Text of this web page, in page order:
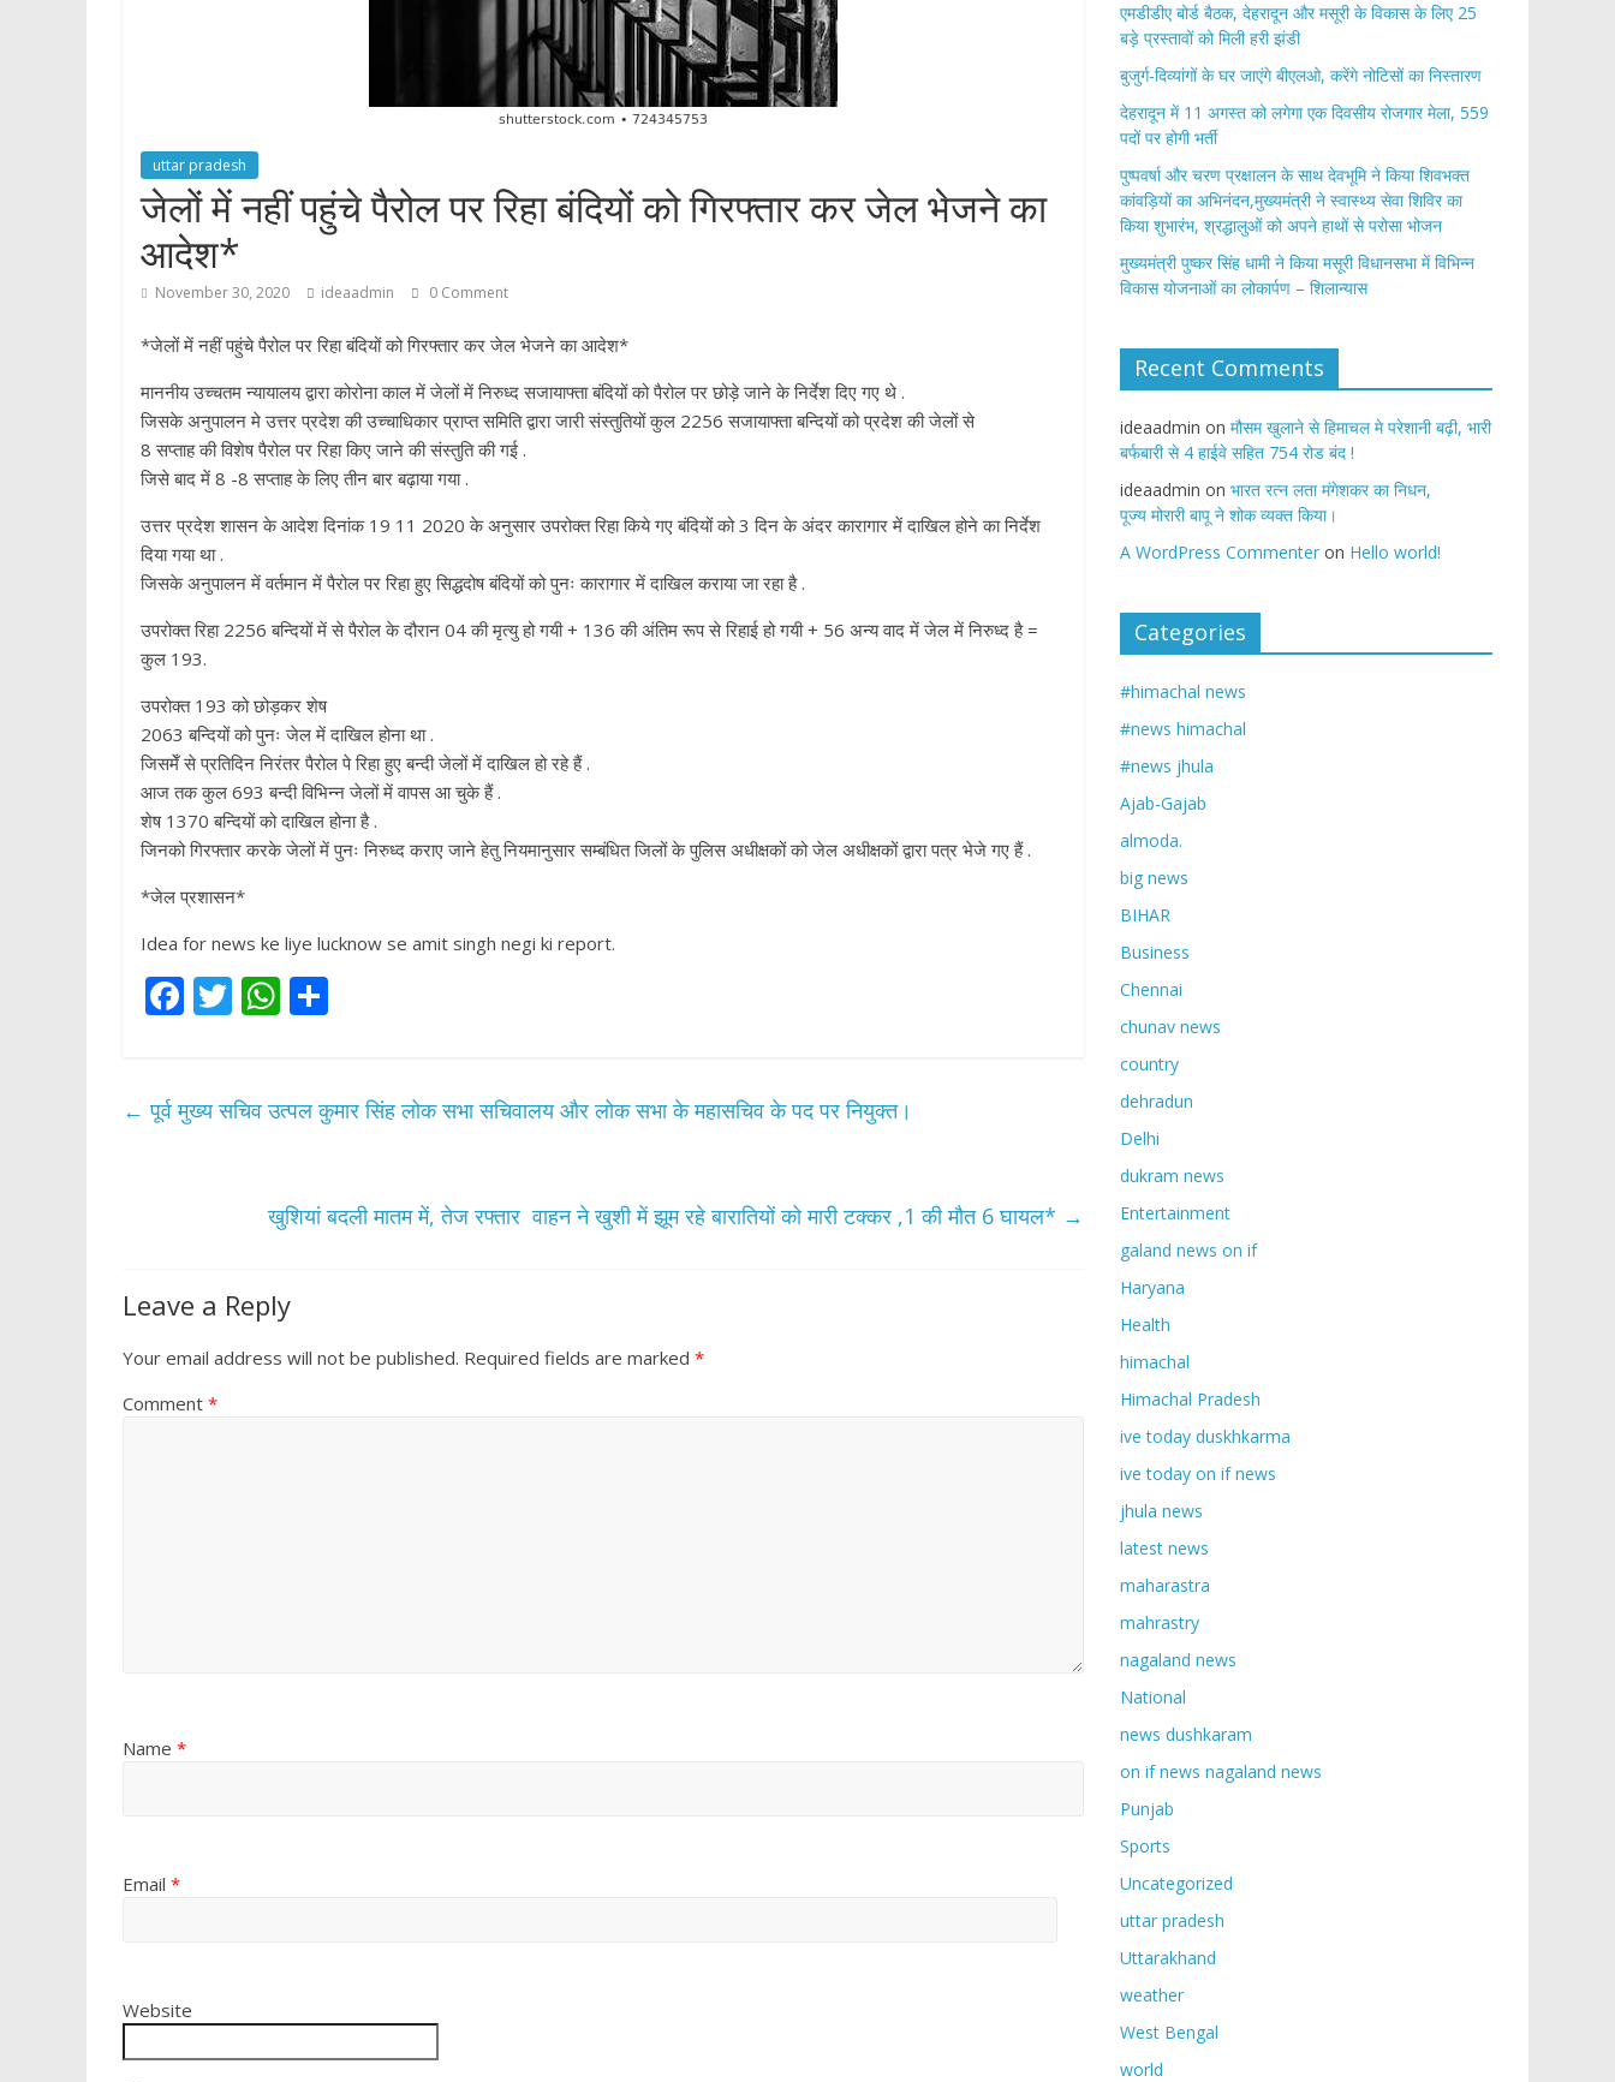
uttar pradesh
जेलों में नहीं पहुंचे पैरोल पर रिहा बंदियों को गिरफ्तार कर जेल भेजने का
आदेश*
November 30, 2020 ideaadmin 0 Comment
*जेलों में नहीं पहुंचे पैरोल पर रिहा बंदियों को गिरफ्तार कर जेल भेजने का आदेश*
माननीय उच्चतम न्यायालय द्वारा कोरोना काल में जेलों में निरुध्द सजायाफ्ता बंदियों को पैरोल पर छोड़े जाने के निर्देश दिए गए थे .
जिसके अनुपालन मे उत्तर प्रदेश की उच्चाधिकार प्राप्त समिति द्वारा जारी संस्तुतियों कुल 2256 सजायाफ्ता बन्दियों को प्रदेश की जेलों से
8 सप्ताह की विशेष पैरोल पर रिहा किए जाने की संस्तुति की गई .
जिसे बाद में 8 -8 सप्ताह के लिए तीन बार बढ़ाया गया .
उत्तर प्रदेश शासन के आदेश दिनांक 19 11 2020 के अनुसार उपरोक्त रिहा किये गए बंदियों को 3 दिन के अंदर कारागार में दाखिल होने का निर्देश
दिया गया था .
जिसके अनुपालन में वर्तमान में पैरोल पर रिहा हुए सिद्धदोष बंदियों को पुनः कारागार में दाखिल कराया जा रहा है .
उपरोक्त रिहा 2256 बन्दियों में से पैरोल के दौरान 04 की मृत्यु हो गयी + 136 की अंतिम रूप से रिहाई हो गयी + 56 अन्य वाद में जेल में निरुध्द है =
कुल 193.
उपरोक्त 193 को छोड़कर शेष
2063 बन्दियों को पुनः जेल में दाखिल होना था .
जिसमेँ से प्रतिदिन निरंतर पैरोल पे रिहा हुए बन्दी जेलों में दाखिल हो रहे हैं .
आज तक कुल 693 बन्दी विभिन्न जेलों में वापस आ चुके हैं .
शेष 1370 बन्दियों को दाखिल होना है .
जिनको गिरफ्तार करके जेलों में पुनः निरुध्द कराए जाने हेतु नियमानुसार सम्बंधित जिलों के पुलिस अधीक्षकों को जेल अधीक्षकों द्वारा पत्र भेजे गए हैं .
*जेल प्रशासन*
Idea for news ke liye lucknow se amit singh negi ki report.
F
b
T
er
W
s
p
e
← पूर्व मुख्य सचिव उत्पल कुमार सिंह लोक सभा सचिवालय और लोक सभा के महासचिव के पद पर नियुक्त।
खुशियां बदली मातम में, तेज रफ्तार वाहन ने खुशी में झूम रहे बारातियों को मारी टक्कर ,1 की मौत 6 घायल* →
Leave a Reply
Your email address will not be published. Required fields are marked *
Comment *
Name *
Email *
Website
एमडीडीए बोर्ड बैठक, देहरादून और मसूरी के विकास के लिए 25
बड़े प्रस्तावों को मिली हरी झंडी
बुजुर्ग-दिव्यांगों के घर जाएंगे बीएलओ, करेंगे नोटिसों का निस्तारण
​देहरादून में 11 अगस्त को लगेगा एक दिवसीय रोजगार मेला, 559
पदों पर होगी भर्ती
पुष्पवर्षा और चरण प्रक्षालन के साथ देवभूमि ने किया शिवभक्त
कांवड़ियों का अभिनंदन,मुख्यमंत्री ने स्वास्थ्य सेवा शिविर का
किया शुभारंभ, श्रद्धालुओं को अपने हाथों से परोसा भोजन
मुख्यमंत्री पुष्कर सिंह धामी ने किया मसूरी विधानसभा में विभिन्न
विकास योजनाओं का लोकार्पण – शिलान्यास
Recent Comments
ideaadmin on मौसम खुलाने से हिमाचल मे परेशानी बढ़ी, भारी
बर्फबारी से 4 हाईवे सहित 754 रोड बंद !
ideaadmin on भारत रत्न लता मंगेशकर का निधन,
पूज्य मोरारी बापू ने शोक व्यक्त किया।
A WordPress Commenter on Hello world!
Categories
#himachal news
#news himachal
#news jhula
Ajab-Gajab
almoda.
big news
BIHAR
Business
Chennai
chunav news
country
dehradun
Delhi
dukram news
Entertainment
galand news on if
Haryana
Health
himachal
Himachal Pradesh
ive today duskhkarma
ive today on if news
jhula news
latest news
maharastra
mahrastry
nagaland news
National
news dushkaram
on if news nagaland news
Punjab
Sports
Uncategorized
uttar pradesh
Uttarakhand
weather
West Bengal
world